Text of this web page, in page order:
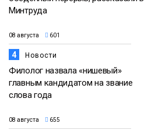
Минтруда
08 августа 601
4 Новости
Филолог назвала «нишевый»
главным кандидатом на звание
слова года
08 августа 655